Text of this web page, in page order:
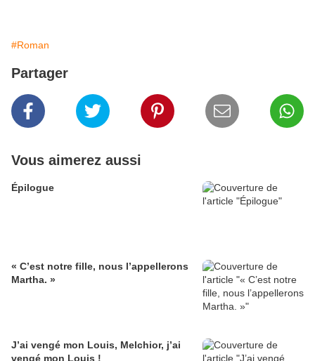
#Roman
Partager
Vous aimerez aussi
Épilogue
« C’est notre fille, nous l’appellerons
Martha. »
J’ai vengé mon Louis, Melchior, j’ai
vengé mon Louis !